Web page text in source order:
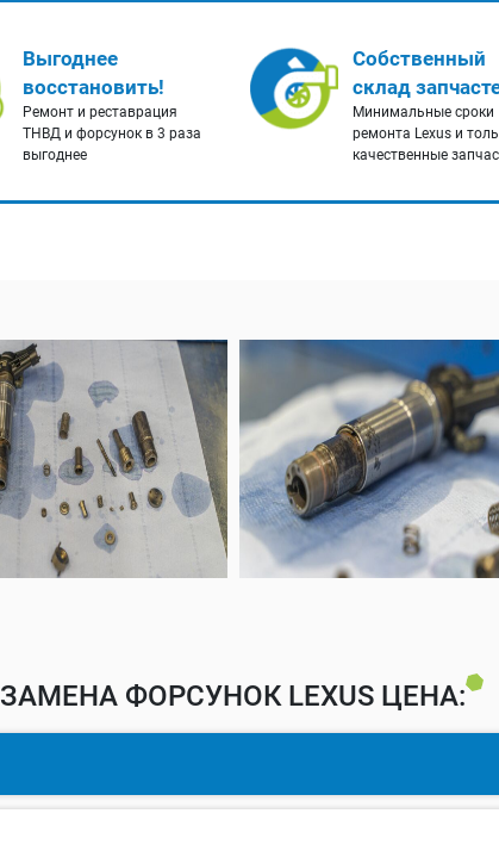
Выгоднее
восстановить!
Ремонт и реставрация
ТНВД и форсунок в 3 раза
выгоднее
Собственный
склад
Минимальные сроки
ремонта Lexus и
качественные
ЗАМЕНА ФОРСУНОК LEXUS ЦЕНА: